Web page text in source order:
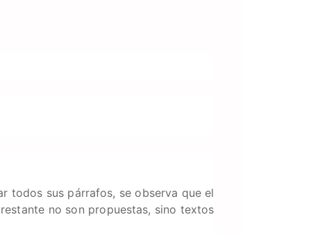
todos sus párrafos, se observa que el
no son propuestas, sino textos